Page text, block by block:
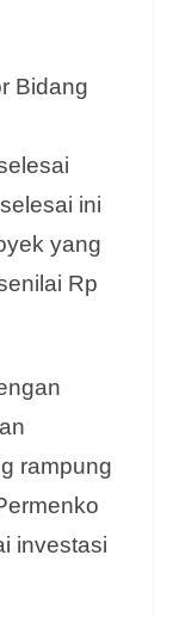
Bidang
ini
yang
Rp
rampung
investasi